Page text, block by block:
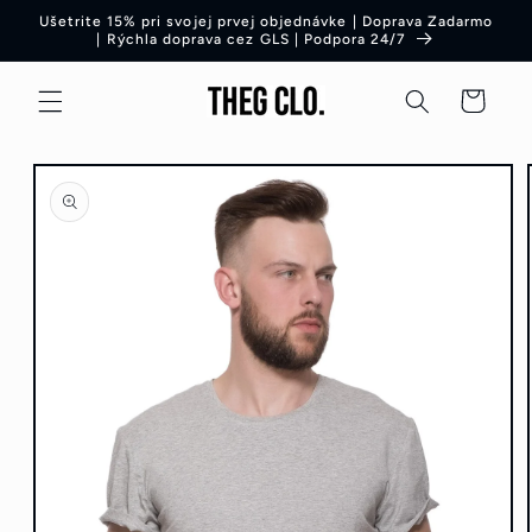
Preskočiť
na obsah
Ušetrite 15% pri svojej prvej objednávke | Doprava Zadarmo
| Rýchla doprava cez GLS | Podpora 24/7
Košík
informácie
o produkte